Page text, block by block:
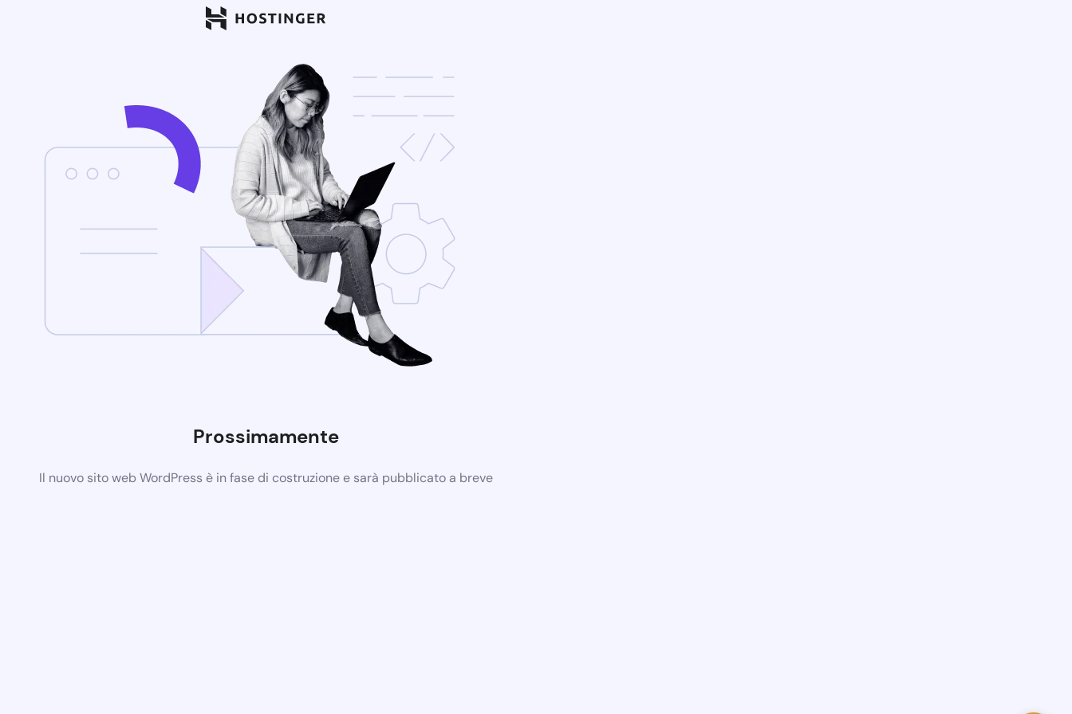
Prossimamente
Il nuovo sito web WordPress è in fase di costruzione e sarà pubblicato a breve